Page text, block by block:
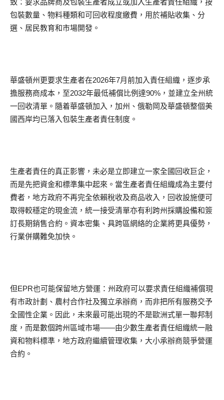
致：要求品牌商及包裝生產者成立或加入生產者責任組織，按
包裝數量、物料種類和可回收程度繳費，用於補貼收集、分
選、居民教育和市場開發。
華盛頓州更要求生產者在2026年7月前加入責任組織，逐步承
擔服務商成本，至2032年最低補償比例達90%，並建立全州統
一回收清單。隨着華盛頓加入，加州、俄勒岡及華盛頓整個美
國西岸均已落入包裝生產者責任制度。
生產者責任的真正影響，未必是立即建立一家全國回收巨企，
而是先把資金和標準集中起來。當生產者責任組織成為主要付
費者，地方政府不再完全依賴稅收及商品收入，回收設施便可
取得較穩定的現金流，統一接受清單亦有利跨州採購設備和簽
訂長期銷售合約。資本密集、具跨區網絡的企業將更具優勢，
行業併購難免加快。
但EPR也可能保留地方營運：州政府可以要求責任組織補償現
有市政計劃、農村合作社及獨立承辦商，而非把所有服務交予
全國性企業。因此，未來最可能出現的不是歐洲式單一聯邦制
度，而是數個跨州區域市場——由少數生產者責任組織統一融
資和物料標準，地方政府繼續管理收集，大小承辦商競爭營運
合約。